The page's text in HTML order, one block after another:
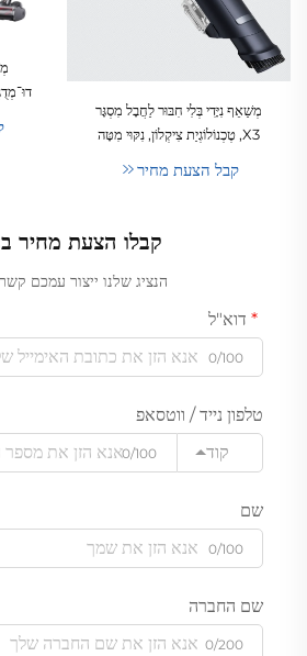
מְשַׁאֵף נִיָּדִי בְּלִי חִבּוּר לַחֲבָל מִסְגָּר
X3, טֶכְנוֹלוֹגְיַת צִיקְלוֹן, נִקּוּי מִטָּה
מְשַׁאֵף יַבָּשׁ לְהִשְׁתַּמֵּשׁ בְּמִסְעָדוֹת
קבל הצעת מחיר
קבלו הצעת מחיר
הנציג שלנו ייצור עמכם
דוא"ל
0/100
טלפון נייד / ווטסאפ
קוד
0/100
שם
0/100
שם החברה
0/200